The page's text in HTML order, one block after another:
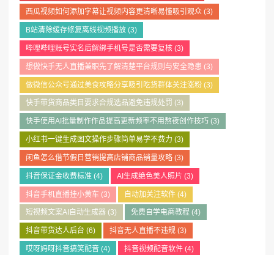
西瓜视频如何添加字幕让视频内容更清晰易懂吸引观众(3)
B站清除缓存修复离线视频播放(3)
哔哩哔哩账号实名后解绑手机号是否需要复核(3)
想做快手无人直播兼职先了解清楚平台规则与安全隐患 (3)
做微信公众号通过美食攻略分享吸引吃货群体关注涨粉(3)
快手带货商品类目要求合规选品避免违规处罚 (3)
快手使用AI批量制作作品提高更新频率不用熬夜创作技巧 (3)
小红书一键生成图文操作步骤简单易学不费力 (3)
闲鱼怎么借节假日营销提高店铺商品销量攻略(3)
抖音保证金收费标准(4) AI生成绝色美人照片 (3)
抖音手机直播挂小黄车(3) 自动加关注软件 (4)
短视频文案AI自动生成器(3) 免费自学电商教程 (4)
抖音带货达人后台 (6) 抖音无人直播不违规 (3)
哎呀妈呀抖音搞笑配音(4) 抖音视频配音软件 (4)